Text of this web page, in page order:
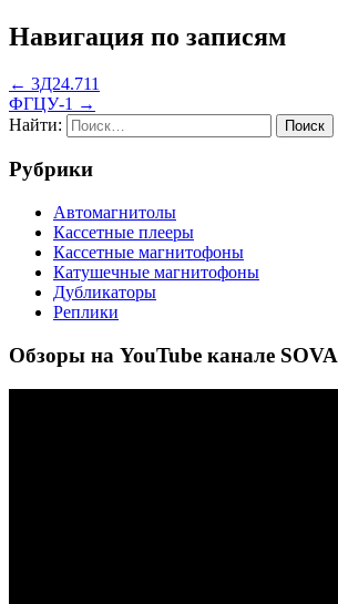
Навигация по записям
← 3Д24.711
ФГЦУ-1 →
Найти:
Рубрики
Автомагнитолы
Кассетные плееры
Кассетные магнитофоны
Катушечные магнитофоны
Дубликаторы
Реплики
Обзоры на YouTube канале SOVA